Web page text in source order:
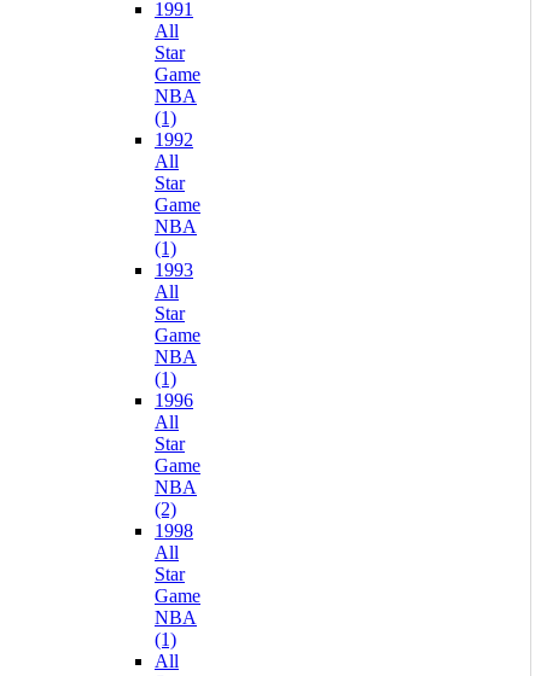
1991
All
Star
Game
NBA
(1)
1992
All
Star
Game
NBA
(1)
1993
All
Star
Game
NBA
(1)
1996
All
Star
Game
NBA
(2)
1998
All
Star
Game
NBA
(1)
All